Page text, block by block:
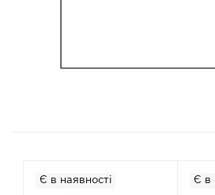
Є в наявності Є в